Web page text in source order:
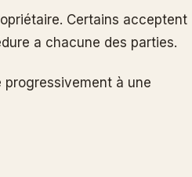
Certains acceptent
a chacune des parties.
à une